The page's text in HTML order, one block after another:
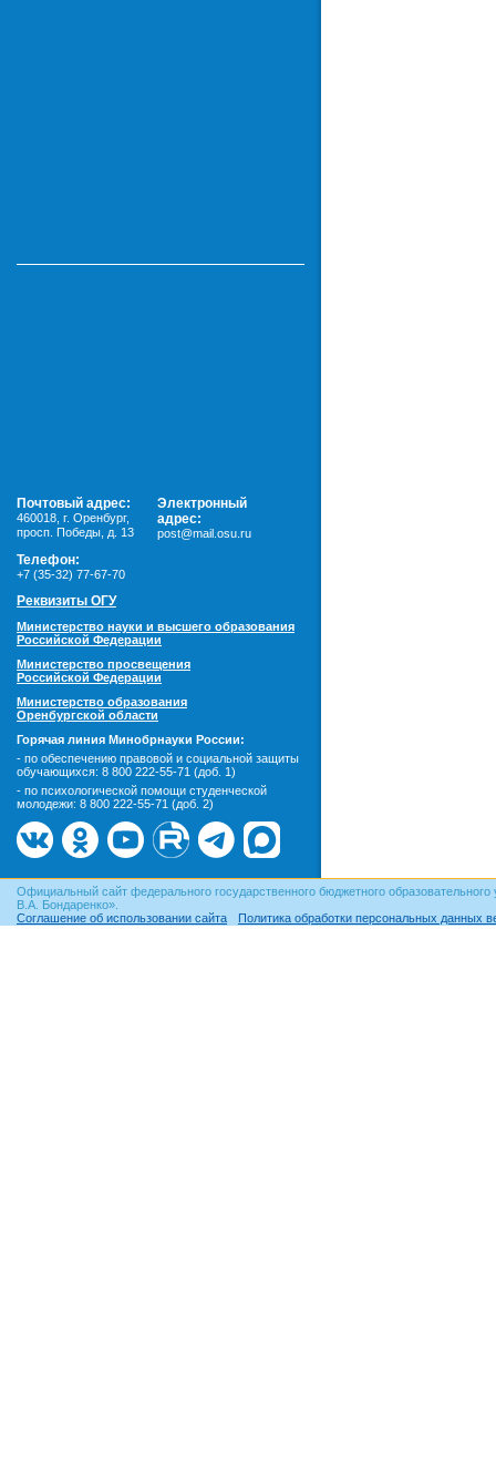
Почтовый адрес:
460018 г. Оренбург,
просп. Победы, д. 13
Электронный
адрес:
post@mail.osu.ru
Телефон:
+7 (35-32) 77-67-70
Реквизиты ОГУ
Министерство науки и высшего образования
Российской Федерации
Министерство просвещения
Российской Федерации
Министерство образования
Оренбургской области
Горячая линия Минобрнауки России:
- по обеспечению правовой и социальной защиты
обучающихся: 8 800 222-55-71 (доб. 1)
- по психологической помощи студенческой
молодежи: 8 800 222-55-71 (доб. 2)
Официальный сайт федерального государственного бюджетного
В.А. Бондаренко».
Соглашение об использовании сайта
Политика обработки персональных данных